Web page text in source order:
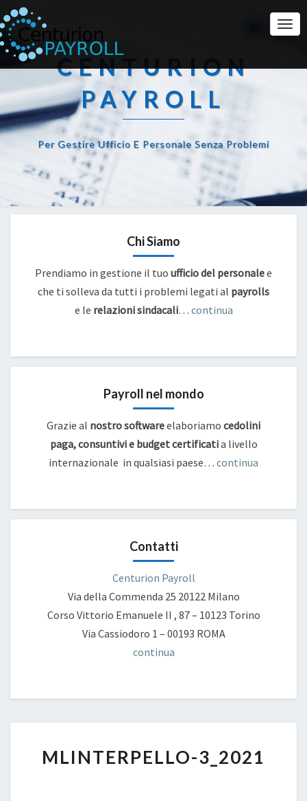
CENTURION
PAYROLL
Per Gestire Ufficio E Personale Senza Problemi
Chi Siamo
Prendiamo in gestione il tuo ufficio del personalee
che ti solleva da tutti i problemi legati al payrolls
e le relazioni sindacali… continua
Payroll nel mondo
Grazie al nostro softwareelaboriamo cedolini
paga, consuntivi e budget certificatia livello
internazionale in qualsiasi paese… continua
Contatti
Centurion Payroll
Via della Commenda 25 20122 Milano
Corso Vittorio Emanuele II , 87 – 10123 Torino
Via Cassiodoro 1 – 00193 ROMA
continua
3_2021
MLINTERPELLO-3_2021